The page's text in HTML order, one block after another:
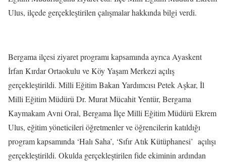
Ulus, ilçede gerçekleştirilen çalışmalar hakkında bilgi verdi.
Bergama ilçesi ziyaret programı kapsamında ayrıca Ayaskent
İrfan Kırdar Ortaokulu ve Köy Yaşam Merkezi açılış
gerçekleştirildi. Milli Eğitim Bakan Yardımcısı Petek Aşkar, İl
Milli Eğitim Müdürü Dr. Murat Mücahit Yentür, Bergama
Kaymakam Avni Oral, Bergama İlçe Milli Eğitim Müdürü Ekrem
Ulus, eğitim yöneticileri öğretmenler ve öğrencilerin katıldığı
program kapsamında ‘Halı Saha’, ‘Sıfır Atık Kütüphanesi’ açılışı
gerçekleştirildi. Okulda gerçekleştirilen fide ekiminin ardından